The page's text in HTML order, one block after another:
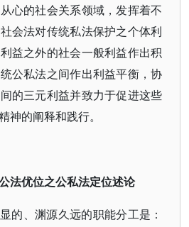
心的社会关系领域，发挥着不
会法对传统私法保护之个体利
益之外的社会一般利益作出积
公私法之间作出利益平衡，协
的三元利益并致力于促进这些
神的阐释和践行。
法优位之公私法定位述论
的、渊源久远的职能分工是：